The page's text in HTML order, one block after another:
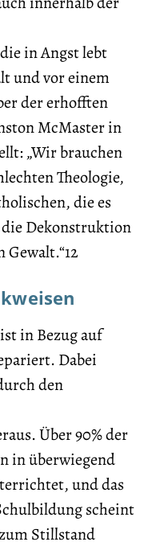
in Angst lebt
und vor einem
der erhofften
McMaster in
„Wir brauchen
Theologie,
die es
Dekonstruktion
in Bezug auf
Dabei
den
Über 90% der
in überwiegend
und das
scheint
Stillstand